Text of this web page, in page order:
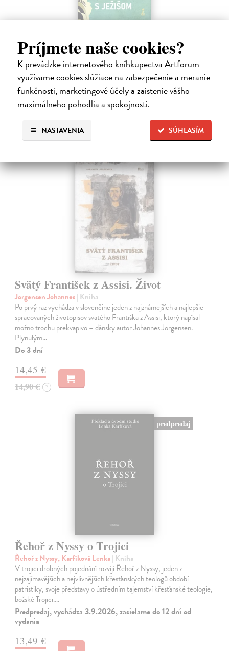
Príjmete naše cookies?
K prevádzke internetového kníhkupectva Artforum
využívame cookies slúžiace na zabezpečenie a meranie
funkčnosti, marketingové účely a zaistenie vášho
maximálneho pohodlia a spokojnosti.
SÚHLASÍM
NASTAVENIA
Neusner Jacob| Kniha
Autor knihy sa v duchu stáva v Galilei poslucháčom Ježišovej Reči na
vrchu. Ako pravoverný rabín sa usiluje pozorne počúvať tohto nového
učiteľa a porovnáva jeho učenie s tým, čo hovorí židovská Tóra.
Na sklade ?
12,60 €
Svätý František z Assisi. Život
Jorgensen Johannes| Kniha
Po prvý raz vychádza v slovenčine jeden z najznámejších a najlepšie
spracovaných životopisov svätého Františka z Assisi, ktorý napísal –
možno trochu prekvapivo – dánsky autor Johannes Jorgensen.
Plynulým…
Do 3 dní
14,45 €
14,90 € ?
predpredaj
Řehoř z Nyssy o Trojici
Řehoř z Nyssy, Karfíková Lenka| Kniha
V trojici drobných pojednání rozvíjí Řehoř z Nyssy, jeden z
nejzajímavějších a nejvlivnějších křesťanských teologů období
patristiky, svoje představy o ústředním tajemství křesťanské teologie,
božské Trojici.…
Predpredaj, vychádza 3.9.2026, zasielame do 12 dní od
vydania
13,49 €